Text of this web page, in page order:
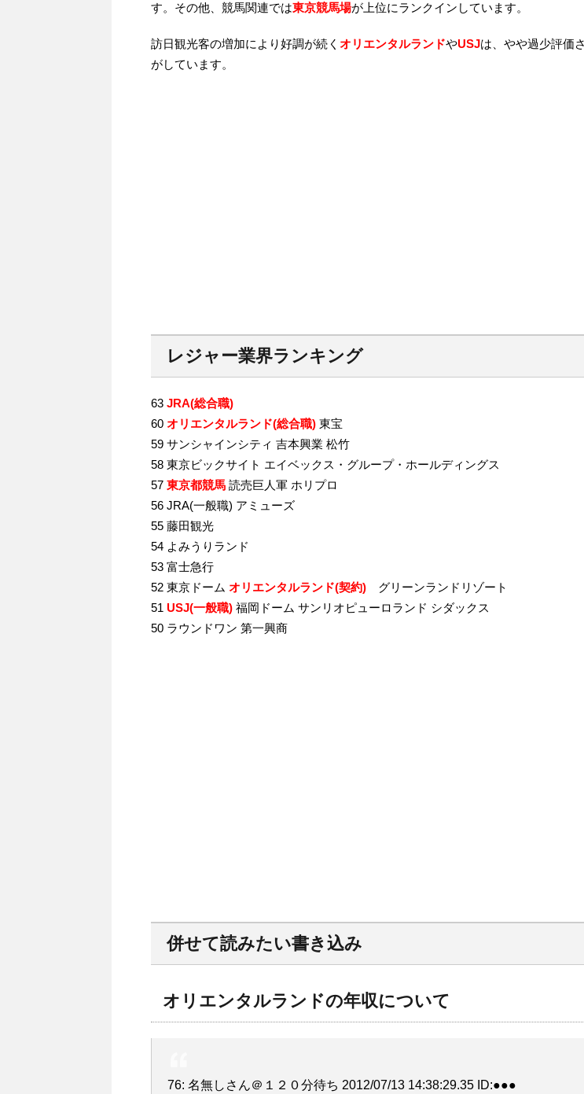
す。その他、競馬関連では東京競馬場が上位にランクインしています。
訪日観光客の増加により好調が続く オリエンタルランドやUSJは、やや過少評価
がしています。
レジャー業界ランキング
63 JRA(総合職)
60 オリエンタルランド(総合職) 東宝
59 サンシャインシティ 吉本興業 松竹
58 東京ビックサイト エイベックス・グループ・ホールディングス
57 東京都競馬 読売巨人軍 ホリプロ
56 JRA(一般職) アミューズ
55 藤田観光
54 よみうりランド
53 富士急行
52 東京ドーム オリエンタルランド(契約) グリーンランドリゾート
51 USJ(一般職) 福岡ドーム サンリオピューロランド シダックス
50 ラウンドワン 第一興商
併せて読みたい書き込み
オリエンタルランドの年収について
76: 名無しさん＠１２０分待ち 2012/07/13 14:38:29.35 ID:●●●